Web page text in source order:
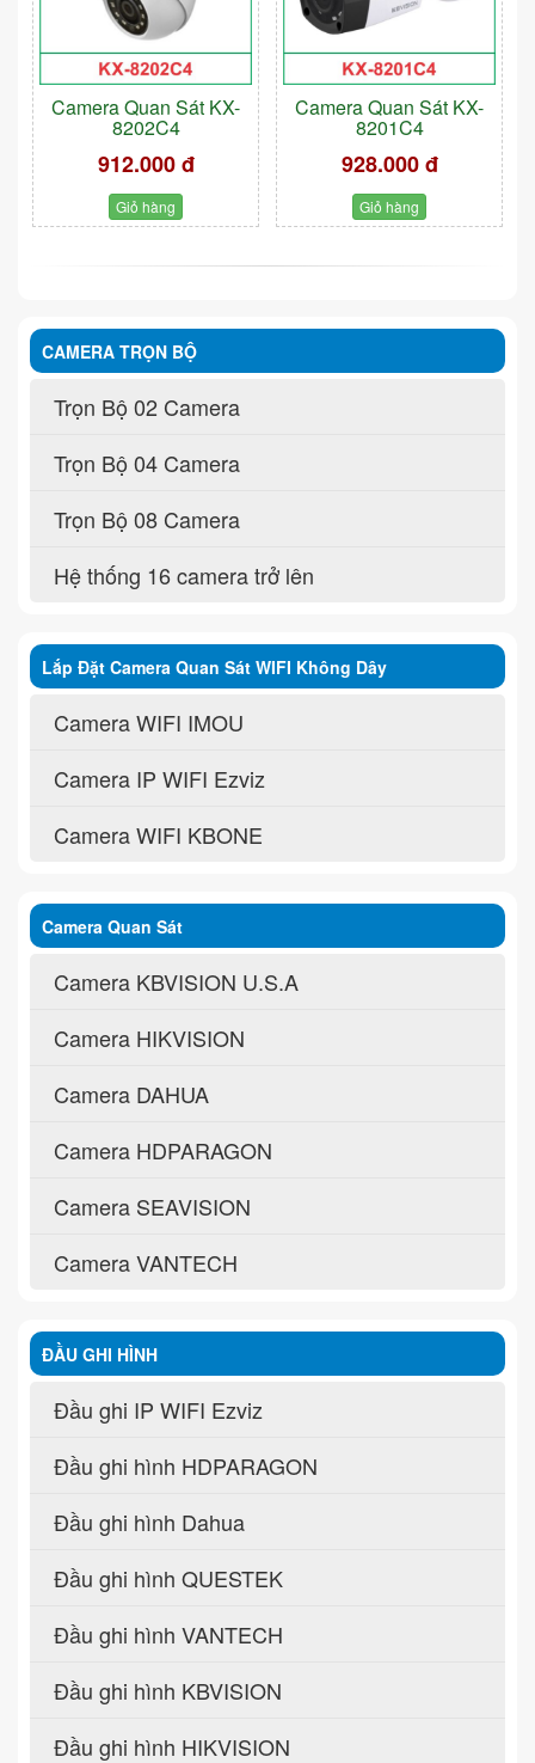
Camera Quan Sát KX-
8202C4
912.000 đ
Giỏ hàng
Camera Quan Sát KX-
8201C4
928.000 đ
Giỏ hàng
CAMERA TRỌN BỘ
Trọn Bộ 02 Camera
Trọn Bộ 04 Camera
Trọn Bộ 08 Camera
Hệ thống 16 camera trở lên
Lắp Đặt Camera Quan Sát WIFI Không Dây
Camera WIFI IMOU
Camera IP WIFI Ezviz
Camera WIFI KBONE
Camera Quan Sát
Camera KBVISION U.S.A
Camera HIKVISION
Camera DAHUA
Camera HDPARAGON
Camera SEAVISION
Camera VANTECH
ĐẦU GHI HÌNH
Đầu ghi IP WIFI Ezviz
Đầu ghi hình HDPARAGON
Đầu ghi hình Dahua
Đầu ghi hình QUESTEK
Đầu ghi hình VANTECH
Đầu ghi hình KBVISION
Đầu ghi hình HIKVISION